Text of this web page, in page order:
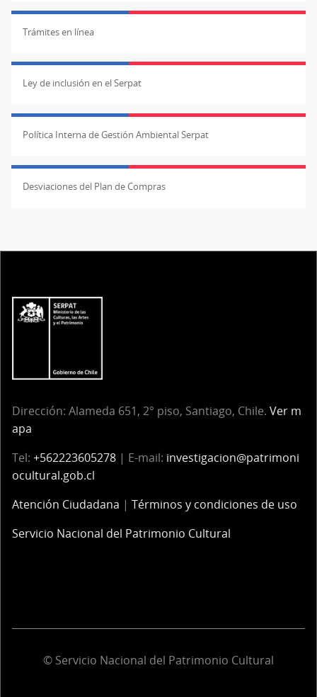
Trámites en línea
Ley de inclusión en el Serpat
Política Interna de Gestión Ambiental Serpat
Desviaciones del Plan de Compras
Dirección: Alameda 651, 2° piso, Santiago, Chile. Ver m
apa
Tel: +562223605278 | E-mail: investigacion@patrimoni
ocultural.gob.cl
Atención Ciudadana | Términos y condiciones de uso
Servicio Nacional del Patrimonio Cultural
© Servicio Nacional del Patrimonio Cultural